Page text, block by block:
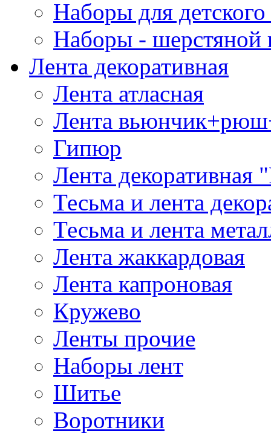
Наборы для
Наборы - шерстяной
Лента декоративная
Лента атласная
Лента
Гипюр
Лента декоративная
Тесьма и лента
Тесьма и лента
Лента жаккардовая
Лента капроновая
Кружево
Ленты прочие
Наборы лент
Шитье
Воротники